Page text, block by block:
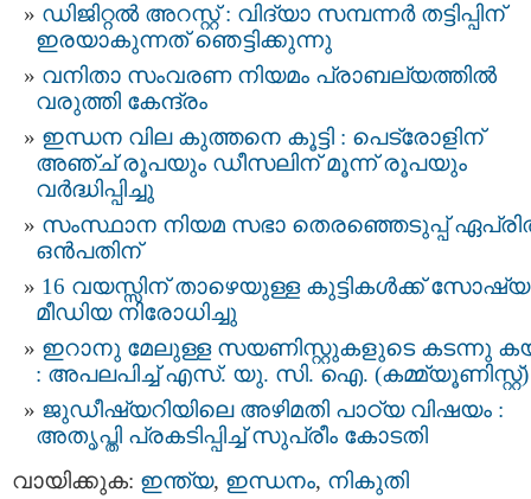
ഡിജിറ്റൽ അറസ്റ്റ് : വിദ്യാ സമ്പന്നർ തട്ടിപ്പിന്‌
ഇരയാകുന്നത്‌ ഞെട്ടിക്കുന്നു
വനിതാ സംവരണ നിയമം പ്രാബല്യത്തിൽ
വരുത്തി കേന്ദ്രം
ഇന്ധന വില കുത്തനെ കൂട്ടി : പെട്രോളിന്
അഞ്ച് രൂപയും ഡീസലിന് മൂന്ന് രൂപയും
വർദ്ധിപ്പിച്ചു
സംസ്ഥാന നിയമ സഭാ തെരഞ്ഞെടുപ്പ്
ഒൻപതിന്
16 വയസ്സിന് താഴെയുള്ള കുട്ടികള്‍ക്ക്
മീഡിയ നിരോധിച്ചു
ഇറാനു മേലുള്ള സയണിസ്റ്റുകളുടെ കടന്നു
: അപലപിച്ച് എസ്‌. യു. സി. ഐ. (കമ്മ്യൂണിസ്റ്റ്)
ജുഡീഷ്യറിയിലെ അഴിമതി പാഠ്യ വിഷയം :
അതൃപ്തി പ്രകടിപ്പിച്ച് സുപ്രീം കോടതി
വായിക്കുക: ഇന്ത്യ, ഇന്ധനം, നികുതി